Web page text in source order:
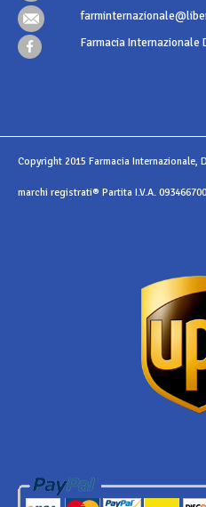
Farmacia Internazionale
Copyright 2015 Farmacia Internazionale,
marchi registrati® Partita I.V.A.